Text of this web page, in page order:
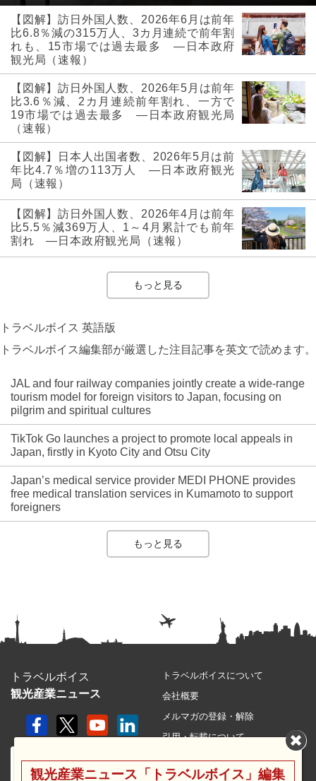
【図解】訪日外国人数、2026年6月は前年
比6.8％減の315万人、3カ月連続で前年割
れも、15市場では過去最多 ―日本政府
観光局（速報）
【図解】訪日外国人数、2026年5月は前年
比3.6％減、2カ月連続前年割れ、一方で
19市場では過去最多 ―日本政府観光局
（速報）
【図解】日本人出国者数、2026年5月は前
年比4.7％増の113万人 ―日本政府観光
局（速報）
【図解】訪日外国人数、2026年4月は前年
比5.5％減369万人、1～4月累計でも前年
割れ ―日本政府観光局（速報）
もっと見る
トラベルボイス 英語版
トラベルボイス編集部が厳選した注目記事を英文で読めます。
JAL and four railway companies jointly create a wide-range
tourism model for foreign visitors to Japan, focusing on
pilgrim and spiritual cultures
TikTok Go launches a project to promote local appeals in
Japan, firstly in Kyoto City and Otsu City
Japan’s medical service provider MEDI PHONE provides
free medical translation services in Kumamoto to support
foreigners
もっと見る
トラベルボイス
観光産業ニュース
トラベルボイスについて
会社概要
メルマガの登録・解除
引用・転載について
利用規約
観光産業ニュース「トラベルボイス」編集